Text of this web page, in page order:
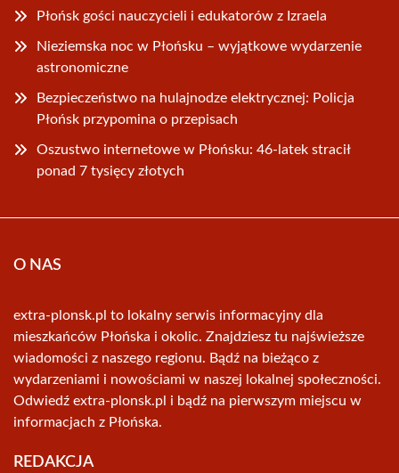
Płońsk gości nauczycieli i edukatorów z Izraela
Nieziemska noc w Płońsku – wyjątkowe wydarzenie
astronomiczne
Bezpieczeństwo na hulajnodze elektrycznej: Policja
Płońsk przypomina o przepisach
Oszustwo internetowe w Płońsku: 46-latek stracił
ponad 7 tysięcy złotych
O NAS
extra-plonsk.pl to lokalny serwis informacyjny dla
mieszkańców Płońska i okolic. Znajdziesz tu najświeższe
wiadomości z naszego regionu. Bądź na bieżąco z
wydarzeniami i nowościami w naszej lokalnej społeczności.
Odwiedź extra-plonsk.pl i bądź na pierwszym miejscu w
informacjach z Płońska.
REDAKCJA